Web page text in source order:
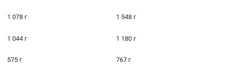
1 078 г 1 548 г
1 044 г 1 180 г
575 г 767 г